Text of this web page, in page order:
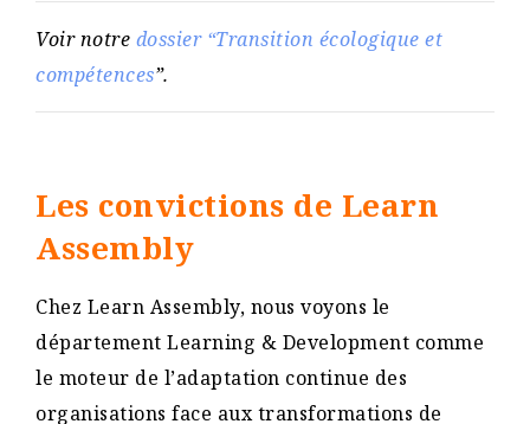
Voir notre dossier “Transition écologique et
compétences”.
Les convictions de Learn
Assembly
Chez Learn Assembly, nous voyons le
département Learning & Development comme
le moteur de l’adaptation continue des
organisations face aux transformations de